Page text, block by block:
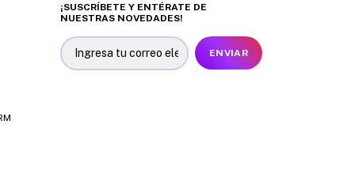
¡SUSCRÍBETE Y ENTÉRATE DE
NUESTRAS NOVEDADES!